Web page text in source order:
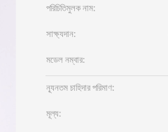
পরিচিতিমুলক নাম:
সাক্ষ্যদান:
মডেল নম্বার:
ন্যূনতম চাহিদার পরিমাণ:
মূল্য: